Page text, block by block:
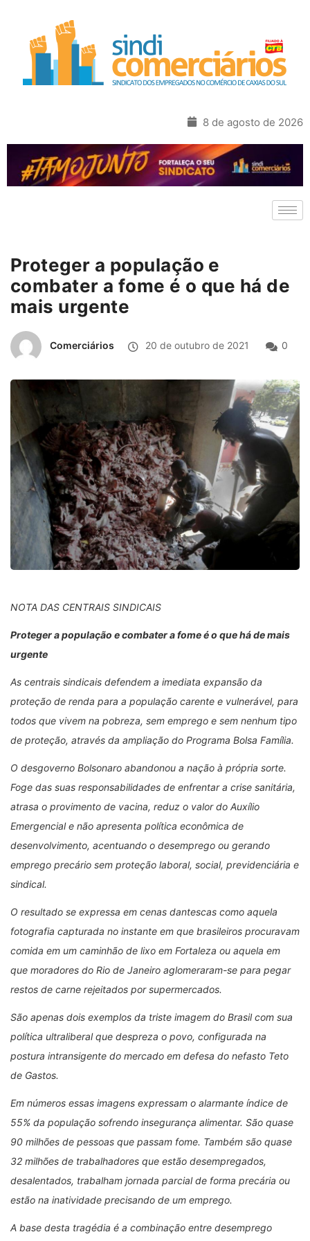
8 de agosto de 2026
Proteger a população e
combater a fome é o que há de
mais urgente
Comerciários 20 de outubro de 2021 0
NOTA DAS CENTRAIS SINDICAIS
Proteger a população e combater a fome é o que há de mais
urgente
As centrais sindicais defendem a imediata expansão da
proteção de renda para a população carente e vulnerável, para
todos que vivem na pobreza, sem emprego e sem nenhum tipo
de proteção, através da ampliação do Programa Bolsa Família.
O desgoverno Bolsonaro abandonou a nação à própria sorte.
Foge das suas responsabilidades de enfrentar a crise sanitária,
atrasa o provimento de vacina, reduz o valor do Auxílio
Emergencial e não apresenta política econômica de
desenvolvimento, acentuando o desemprego ou gerando
emprego precário sem proteção laboral, social, previdenciária e
sindical.
O resultado se expressa em cenas dantescas como aquela
fotografia capturada no instante em que brasileiros procuravam
comida em um caminhão de lixo em Fortaleza ou aquela em
que moradores do Rio de Janeiro aglomeraram-se para pegar
restos de carne rejeitados por supermercados.
São apenas dois exemplos da triste imagem do Brasil com sua
política ultraliberal que despreza o povo, configurada na
postura intransigente do mercado em defesa do nefasto Teto
de Gastos.
Em números essas imagens expressam o alarmante índice de
55% da população sofrendo insegurança alimentar. São quase
90 milhões de pessoas que passam fome. Também são quase
32 milhões de trabalhadores que estão desempregados,
desalentados, trabalham jornada parcial de forma precária ou
estão na inatividade precisando de um emprego.
A base desta tragédia é a combinação entre desemprego